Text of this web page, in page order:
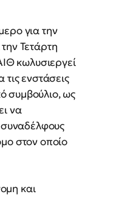
για την
Τετάρτη
κωλυσιεργεί
ενστάσεις
συμβούλιο, ως
να
συναδέλφους
στον οποίο
και